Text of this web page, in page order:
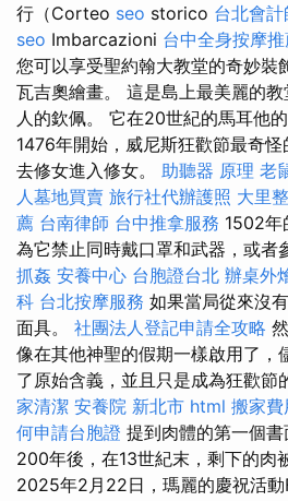
行（Corteo seo storico 台北會
seo Imbarcazioni 台中全身按摩
您可以享受聖約翰大教堂的奇妙裝
瓦吉奧繪畫。 這是島上最美麗的
人的欽佩。 它在20世紀的馬耳他
1476年開始，威尼斯狂歡節最奇怪
去修女進入修女。 助聽器 原理 老
人墓地買賣 旅行社代辦護照 大里
薦 台南律師 台中推拿服務 1502年
為它禁止同時戴口罩和武器，或者
抓姦 安養中心 台胞證台北 辦桌外
科 台北按摩服務 如果當局從來沒
面具。 社團法人登記申請全攻略
像在其他神聖的假期一樣啟用了，
了原始含義，並且只是成為狂歡節
家清潔 安養院 新北市 html 搬家費
何申請台胞證 提到肉體的第一個
200年後，在13世紀末，剩下的肉
2025年2月22日，瑪麗的慶祝活動